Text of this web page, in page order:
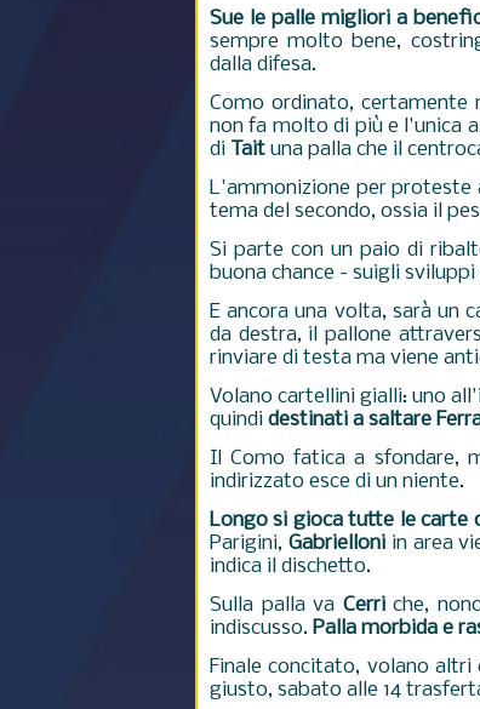
Sue le palle migliori a
sempre molto bene,
dalla difesa.
Como ordinato,
non fa molto di più e l'unica
di Tait una palla che il
L'ammonizione per proteste
tema del secondo, ossia il
Si parte con un paio di
buona chance - suigli
E ancora una volta, sarà un
da destra, il pallone
rinviare di testa ma viene
Volano cartellini gialli: uno
quindi destinati a saltare
Il Como fatica a sfondare,
indirizzato esce di un niente.
Longo si gioca tutte le carte
Parigini, Gabrielloniin area
indica il dischetto.
Sulla palla va Cerriche,
indiscusso. Palla morbida e
Finale concitato, volano altri
giusto, sabato alle 14